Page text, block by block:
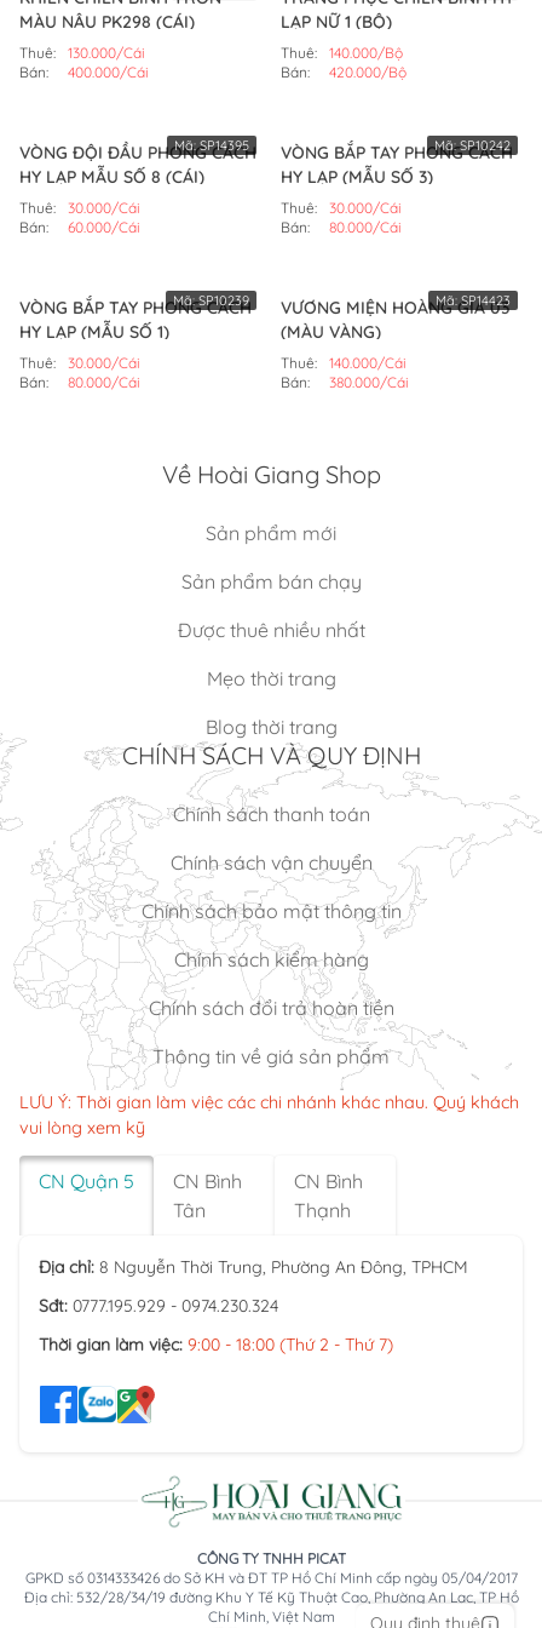
MÀU NÂU PK298 (CÁI)
Thuê:
130.000/Cái
Bán:
400.000/Cái
LẠP NỮ 1 (BỘ)
Thuê:
140.000/Bộ
Bán:
420.000/Bộ
VÒNG ĐỘI ĐẦU PHONG CÁCH
HY LẠP MẪU SỐ 8 (CÁI)
Thuê:
30.000/Cái
Bán:
60.000/Cái
Mã:SP14395
VÒNG BẮP TAY PHONG CÁCH
HY LẠP (MẪU SỐ 3)
Thuê:
30.000/Cái
Bán:
80.000/Cái
Mã:SP10242
VÒNG BẮP TAY PHONG CÁCH
HY LẠP (MẪU SỐ 1)
Thuê:
30.000/Cái
Bán:
80.000/Cái
Mã:SP10239
VƯƠNG MIỆN HOÀNG GIA 03
(MÀU VÀNG)
Thuê:
140.000/Cái
Bán:
380.000/Cái
Mã:SP14423
Quy định thuê
Về Hoài Giang Shop
Sản phẩm mới
Sản phẩm bán chạy
Được thuê nhiều nhất
Mẹo thời trang
Blog thời trang
CHÍNH SÁCH VÀ QUY ĐỊNH
Chính sách thanh toán
Chính sách vận chuyển
Chính sách bảo mật thông tin
Chính sách kiểm hàng
Chính sách đổi trả hoàn tiền
Thông tin về giá sản phẩm
LƯU Ý: Thời gian làm việc các chi nhánh khác nhau. Quý khách
vui lòng xem kỹ
CN Quận 5
CN Bình
Tân
CN Bình
Thạnh
Địa chỉ: 8 Nguyễn Thời Trung, Phường An Đông, TPHCM
Sđt: 0777.195.929 - 0974.230.324
Thời gian làm việc: 9:00 - 18:00 (Thứ 2 - Thứ 7)
CÔNG TY TNHH PICAT
GPKD số 0314333426 do Sở KH và ĐT TP Hồ Chí Minh cấp ngày 05/04/2017
Địa chỉ: 532/28/34/19 đường Khu Y Tế Kỹ Thuật Cao, Phường An Lạc, TP Hồ
Chí Minh, Việt Nam